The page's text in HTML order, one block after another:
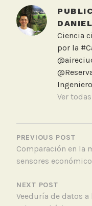
e
d
r
i
o
S
e
Ciencia
por la
Ver
DE
PREVIOUS POST
Comparación en la
sensores
NEXT POST
Veeduría de datos